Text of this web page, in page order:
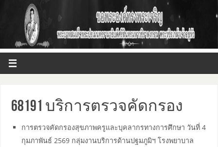
68191 บริการตรวจคัดกรอง
การตรวจคัดกรองสุขภาพครูและบุคลากรทางการศึกษา วันที่ 4
กุมภาพันธ์ 2569 กลุ่มงานบริการด้านปฐมภูมิฯ โรงพยาบาล